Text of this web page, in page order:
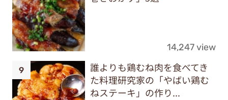
14,247 view
誰よりも鶏むね肉を食べてき
た料理研究家の「やばい鶏む
ねステーキ」の作り...